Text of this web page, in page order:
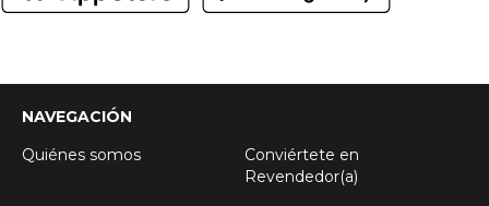
NAVEGACIÓN
Quiénes somos
Conviértete en
Revendedor(a)